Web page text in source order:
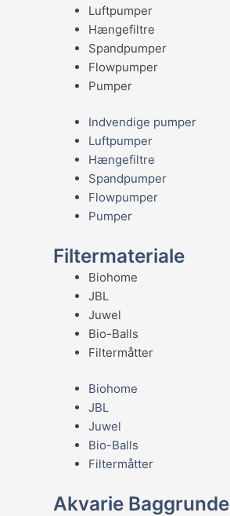
Luftpumper
Hængefiltre
Spandpumper
Flowpumper
Pumper
Indvendige pumper
Luftpumper
Hængefiltre
Spandpumper
Flowpumper
Pumper
Filtermateriale
Biohome
JBL
Juwel
Bio-Balls
Filtermåtter
Biohome
JBL
Juwel
Bio-Balls
Filtermåtter
Akvarie Baggrunde